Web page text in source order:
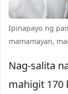
Ipinapayo ng
mamamayan,
Nag-salita
mahigit 170